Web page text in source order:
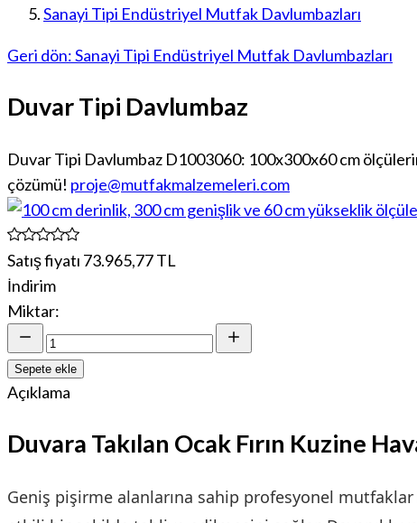
Sanayi Tipi Endüstriyel Mutfak Davlumbazları
Geri dön: Sanayi Tipi Endüstriyel Mutfak Davlumbazları
Duvar Tipi Davlumbaz
Duvar Tipi Davlumbaz D1003060: 100x300x60 cm
çözümü! proje@mutfakmalzemeleri.com
Satış fiyatı 73.965,77 TL
İndirim
Miktar:
Sepete ekle
Açıklama
Duvara Takılan Ocak Fırın Kuzine
Geniş pişirme alanlarına sahip profesyonel